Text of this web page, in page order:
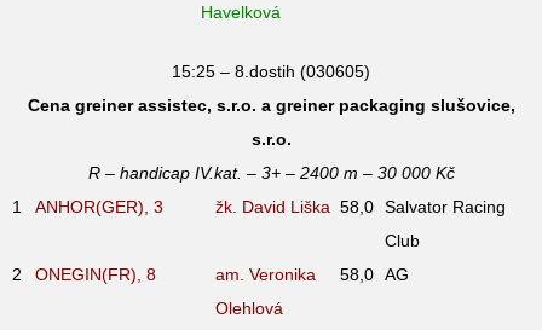
Havelková
15:25 – 8.dostih (030605)
Cena greiner assistec, s.r.o. a greiner packaging slušovice,
s.r.o.
R – handicap IV.kat. – 3+ – 2400 m – 30 000 Kč
1
ANHOR(GER), 3 žk. David Liška 58,0 Salvator Racing
Club
2
ONEGIN(FR), 8
am. Veronika
Olehlová
58,0 AG